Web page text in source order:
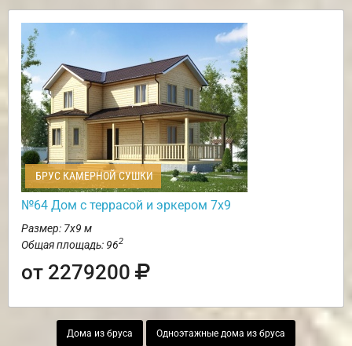
БРУС КАМЕРНОЙ СУШКИ
№64 Дом с террасой и эркером 7х9
Размер: 7х9 м
Общая площадь: 962
от 2279200
Дома из бруса Одноэтажные дома из бруса